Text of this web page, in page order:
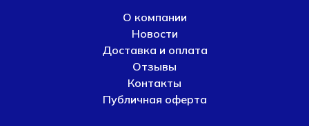
О компании
Новости
Доставка и оплата
Отзывы
Контакты
Публичная оферта